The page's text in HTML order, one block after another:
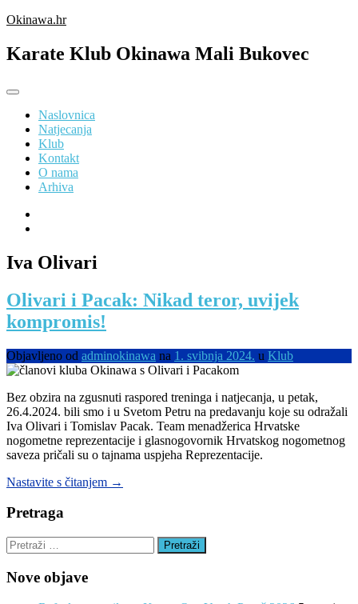
Preskoči
sadržaj
Okinawa.hr
Karate Klub Okinawa Mali Bukovec
Naslovnica
Natjecanja
Klub
Kontakt
O nama
Arhiva
Iva Olivari
Olivari i Pacak: Nikad teror, uvijek
kompromis!
Objavljeno od adminokinawa na 1. svibnja 2024. u Klub
Bez obzira na zgusnuti raspored treninga i natjecanja, u petak,
26.4.2024. bili smo i u Svetom Petru na predavanju koje su odražali
Iva Olivari i Tomislav Pacak. Team menadžerica Hrvatske
nogometne reprezentacije i glasnogovornik Hrvatskog nogometnog
saveza pričali su o tajnama uspjeha Reprezentacije.
Nastavite s čitanjem “Olivari
teror,
uvijek
→
Pretraga
Pretraži:
Nove objave